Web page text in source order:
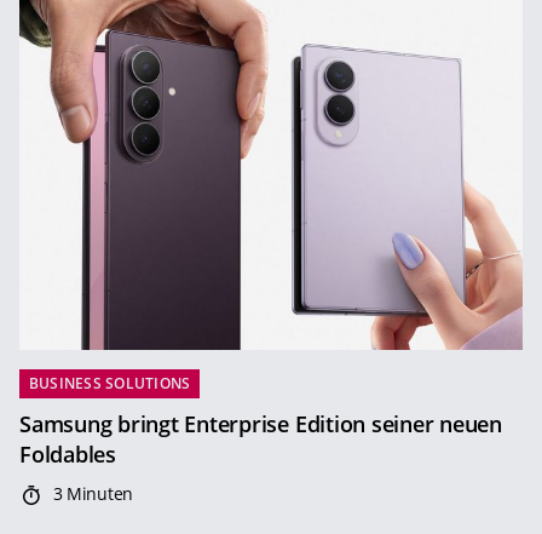
BUSINESS SOLUTIONS
Samsung bringt Enterprise Edition seiner neuen
Foldables
3 Minuten